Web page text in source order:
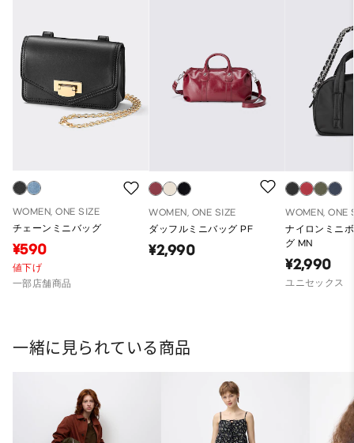
WOMEN, ONE SIZE
チェーンミニバッグ
¥590
値下げ
一部店舗商品
WOMEN, ONE SIZE
ダッフルミニバッグ PF
¥2,990
WOMEN, ONE
ナイロンミニ
グ MN
¥2,990
ユニセックス
一緒に見られている商品